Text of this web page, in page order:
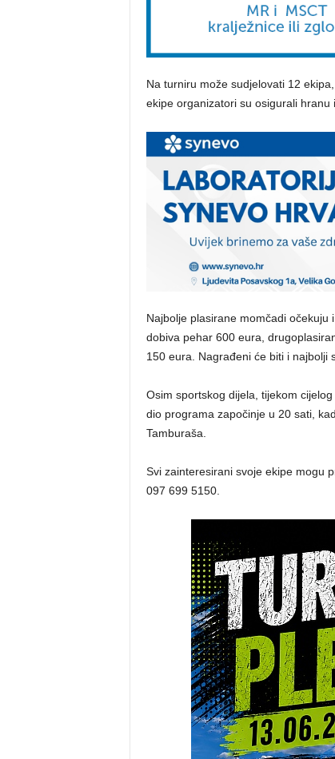
Na turniru može sudjelovati 12
ekipe organizatori su osigurali hranu
Najbolje plasirane momčadi
dobiva pehar 600 eura,
150 eura. Nagrađeni će biti i najbolji
Osim sportskog dijela, tijekom
dio programa započinje u 20 sati,
Tamburaša.
Svi zainteresirani svoje ekipe mogu
097 699 5150.